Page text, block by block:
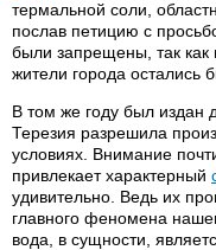
термальной соли,
послав петицию с
были запрещены, так как
жители города остались
В том же году был издан
Терезия разрешила
условиях. Внимание
привлекает характерный
удивительно. Ведь их
главного феномена
вода, в сущности,